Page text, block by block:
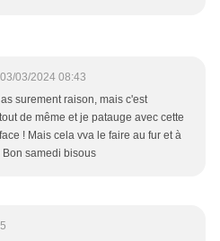
03/03/2024 08:43
surement raison, mais c'est
de même et je patauge avec cette
! Mais cela vva le faire au fur et à
Bon samedi bisous